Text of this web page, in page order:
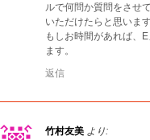
ルで何問か質問をさせ
いただけたらと思います
もしお時間があれば、
ます。
返信
竹村友美 より: